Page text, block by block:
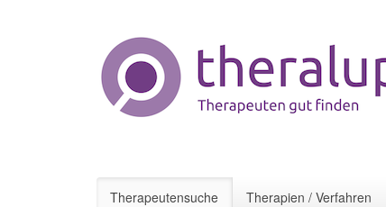
Therapeutensuche Therapien / Verfahren